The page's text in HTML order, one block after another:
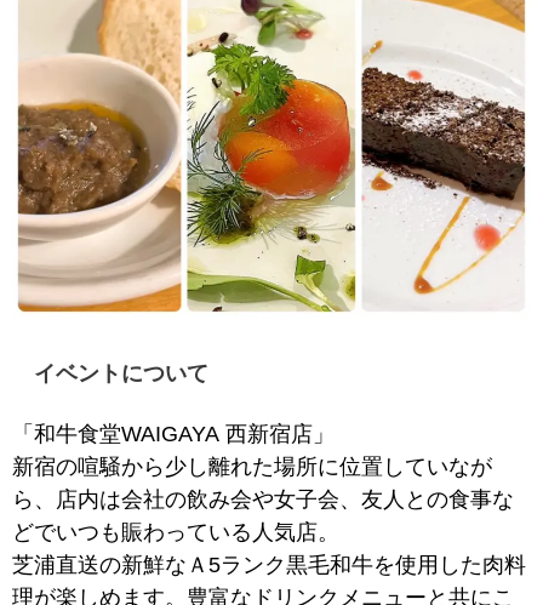
イベントについて
「和牛食堂WAIGAYA 西新宿店」
新宿の喧騒から少し離れた場所に位置していなが
ら、店内は会社の飲み会や女子会、友人との食事な
どでいつも賑わっている人気店。
芝浦直送の新鮮なＡ5ランク黒毛和牛を使用した肉料
理が楽しめます。豊富なドリンクメニューと共にこ